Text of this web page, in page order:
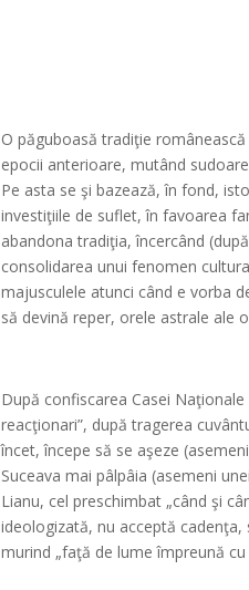
O păguboasă tradiţie
epocii anterioare, mutând
Pe asta se şi bazează, în fond,
investiţiile de suflet, în favoarea
abandona tradiţia, încercând
consolidarea unui fenomen
majusculele atunci când e vorba
să devină reper, orele astrale ale
După confiscarea Casei
reacţionari”, după tragerea
încet, începe să se aşeze
Suceava mai pâlpâia (asemeni
Lianu, cel preschimbat „când şi
ideologizată, nu acceptă
murind „faţă de lume împreună